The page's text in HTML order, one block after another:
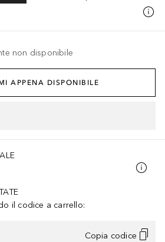
non disponibile
APPENA DISPONIBILE
il codice a carrello:
Copia codice